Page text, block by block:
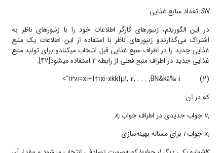
SN تعداد منابع غذایی
در این الگوریتم، زنبور‌های کارگر اطلاعات خود را با زنبور‌های ناظر به
اشتراک می‌گذارندو زنبورهای ناظر با استفاده از این اطلاعات یک منبع
غذایی جدید را در اطراف منبع غذایی قبل انتخاب می­کنندو برای تولید منبع
غذایی جدید در اطراف منبع فعلی از رابطه 2 استفاده می­شود[42].
(2)
12vi=xi+Ï†ixi-xkkÏµ1, 2, . . . ,BN&kâ‰ i">
که در آن:
vi جواب جدیدی در اطراف جوابxi
xi جوابi برای مساله‌ بهینه‌سازی